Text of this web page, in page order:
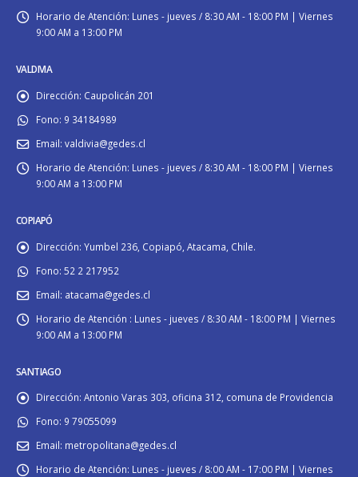
Horario de Atención: Lunes - jueves / 8:30 AM - 18:00 PM | Viernes
9:00 AM a 13:00 PM
VALDIVIA
Dirección: Caupolicán 201
Fono: 9 34184989
Email: valdivia@gedes.cl
Horario de Atención: Lunes - jueves / 8:30 AM - 18:00 PM | Viernes
9:00 AM a 13:00 PM
COPIAPÓ
Dirección: Yumbel 236, Copiapó, Atacama, Chile.
Fono: 52 2 217952
Email: atacama@gedes.cl
Horario de Atención : Lunes - jueves / 8:30 AM - 18:00 PM | Viernes
9:00 AM a 13:00 PM
SANTIAGO
Dirección: Antonio Varas 303, oficina 312, comuna de Providencia
Fono: 9 79055099
Email: metropolitana@gedes.cl
Horario de Atención: Lunes - jueves / 8:00 AM - 17:00 PM | Viernes